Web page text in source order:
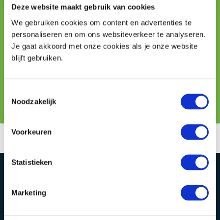
Deze website maakt gebruik van cookies
We gebruiken cookies om content en advertenties te
personaliseren en om ons websiteverkeer te analyseren.
Je gaat akkoord met onze cookies als je onze website
blijft gebruiken.
Noodzakelijk
Voorkeuren
Statistieken
Marketing
Marianne Hilberink
acceptant volmacht
088 044 5202
mhilberink@gha.nl